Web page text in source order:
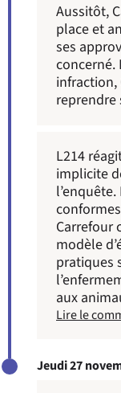
Aussitôt,
place et
ses
concerné.
infraction,
reprendre
L214
implicite
Carrefour
modèle
pratiques
aux
Lire le
Jeudi 27